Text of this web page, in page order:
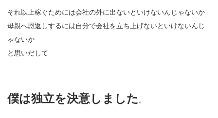
それ以上稼ぐためには会社の外に出ないといけないんじゃないか
母親へ恩返しするには自分で会社を立ち上げないといけないんじ
ゃないか
と思いだして
僕は独立を決意しました 。